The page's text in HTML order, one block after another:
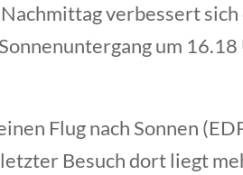
verbessert
um 16.18
Flug nach Sonnen
Besuch dort liegt